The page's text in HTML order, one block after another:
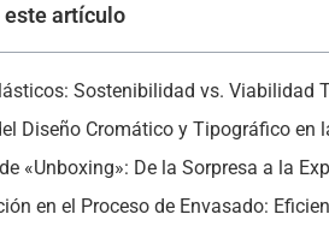
este artículo
Sostenibilidad vs. Viabilidad
Diseño Cromático y Tipográfico en
«Unboxing»: De la Sorpresa a la
en el Proceso de Envasado: